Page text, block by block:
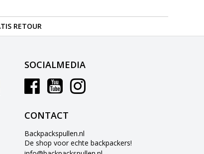
RETOUR
SOCIALMEDIA
CONTACT
Backpackspullen.nl
De shop voor echte backpackers!